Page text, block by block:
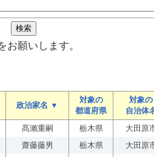
お願いします。
政治家名 ▼
対象の
都道府県
対象の
自治体
髙瀨重嗣 栃木県 大田原
齋藤藤男 栃木県 大田原